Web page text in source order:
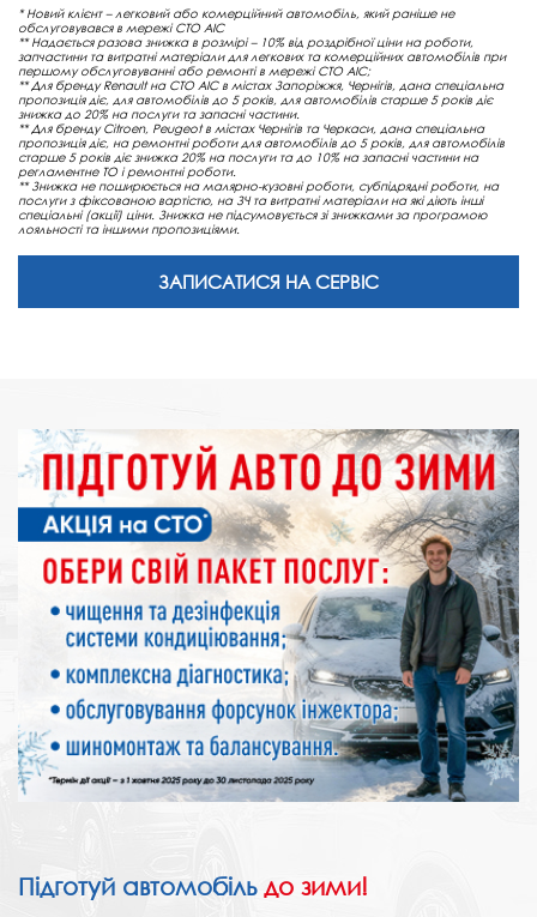
* Новий клієнт – легковий або комерційний автомобіль, який раніше не
обслуговувався в мережі СТО АІС
** Надається разова знижка в розмірі – 10% від роздрібної ціни на роботи,
запчастини та витратні матеріали для легкових та комерційних автомобілів при
першому обслуговуванні або ремонті в мережі СТО АІС;
** Для бренду Renault на СТО АІС в містах Запоріжжя, Чернігів, дана спеціальна
пропозиція діє, для автомобілів до 5 років, для автомобілів старше 5 років діє
знижка до 20% на послуги та запасні частини.
** Для бренду Citroen, Peugeot в містах Чернігів та Черкаси, дана спеціальна
пропозиція діє, на ремонтні роботи для автомобілів до 5 років, для автомобілів
старше 5 років діє знижка 20% на послуги та до 10% на запасні частини на
регламентне ТО і ремонтні роботи.
** Знижка не поширюється на малярно-кузовні роботи, субпідрядні роботи, на
послуги з фіксованою вартістю, на ЗЧ та витратні матеріали на які діють інші
спеціальні (акції) ціни. Знижка не підсумовується зі знижками за програмою
лояльності та іншими пропозиціями.
ЗАПИСАТИСЯ НА СЕРВІС
Підготуй автомобіль до зими!